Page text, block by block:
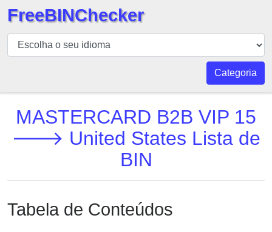
BIN
Verificador
BIN
Número
BIN
BIN
BIN
FreeBINChecker
Categoria
MASTERCARD B2B VIP 15
🡒 United States Lista de
BIN
Tabela de Conteúdos